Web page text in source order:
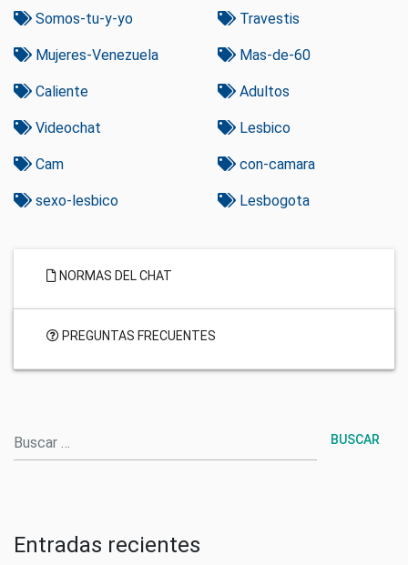
Somos-tu-y-yo Travestis
Mujeres-Venezuela Mas-de-60
Caliente Adultos
Videochat Lesbico
Cam con-camara
sexo-lesbico Lesbogota
NORMAS DEL CHAT
PREGUNTAS FRECUENTES
Entradas recientes